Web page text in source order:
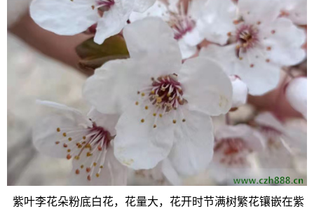
紫叶李花朵粉底白花，花量大，花开时节满树繁花镶嵌在紫